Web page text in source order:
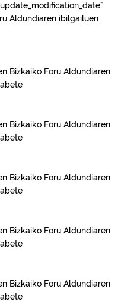
Aldundiaren ibilgailuen
Bizkaiko Foru Aldundiaren
Bizkaiko Foru Aldundiaren
Bizkaiko Foru Aldundiaren
Bizkaiko Foru Aldundiaren
Bizkaiko Foru Aldundiaren